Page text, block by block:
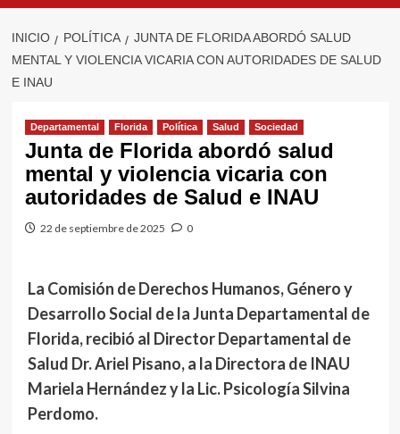
INICIO POLÍTICA
JUNTA DE FLORIDA ABORDÓ SALUD
MENTAL Y VIOLENCIA VICARIA CON AUTORIDADES DE SALUD
E INAU
Departamental Florida Política Salud Sociedad
Junta de Florida abordó salud
mental y violencia vicaria con
autoridades de Salud e INAU
22 de septiembre de 2025 0
La Comisión de Derechos Humanos, Género y
Desarrollo Social de la Junta Departamental de
Florida, recibió al Director Departamental de
Salud Dr. Ariel Pisano, a la Directora de INAU
Mariela Hernández y la Lic. Psicología Silvina
Perdomo.